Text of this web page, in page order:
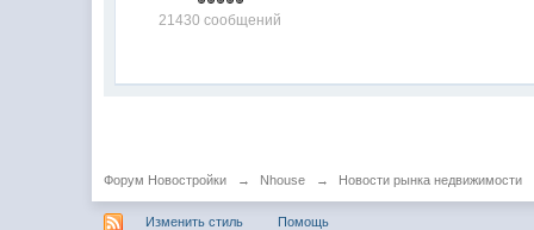
21430 сообщений
Форум Новостройки → Nhouse → Новости рынка недвижимости
Изменить стиль Помощь